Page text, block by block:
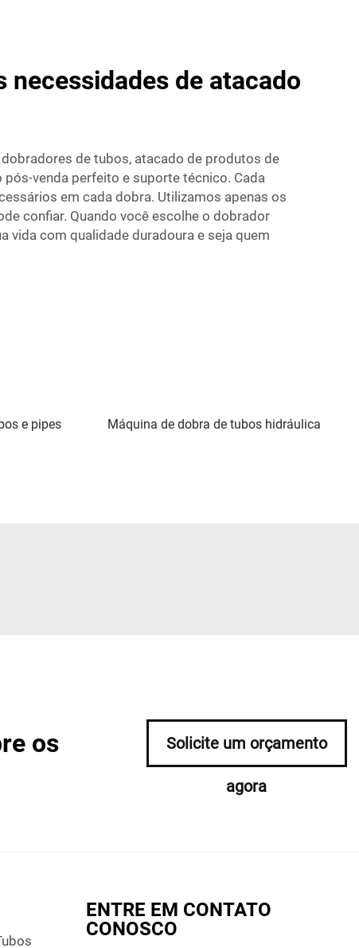
necessidades de atacado
de tubos, atacado de produtos de
venda perfeito e suporte técnico. Cada
em cada dobra. Utilizamos apenas os
confiar. Quando você escolhe o dobrador
vida com qualidade duradoura e seja quem
e pipes
Máquina de dobra de tubos hidráulica
os
Solicite um orçamento
agora
ENTRE EM CONTATO
CONOSCO